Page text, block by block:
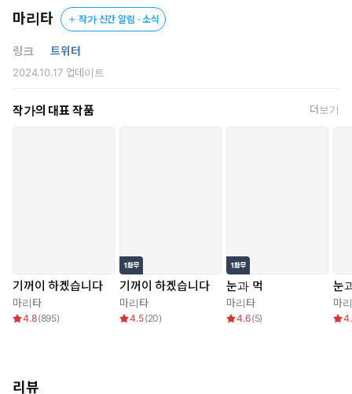
마리타
작가 신간 알림 · 소식
링크 트위터
2024.10.17업데이트
작가의 대표 작품 더보기
기꺼이 하겠습니다
마리타
4.8(895)
기꺼이 하겠습니다
마리타
4.5(20)
눈과 먹
마리타
4.6(5)
눈
마
리뷰